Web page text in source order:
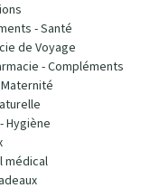
- Santé
de Voyage
- Compléments
Hygiène
médical